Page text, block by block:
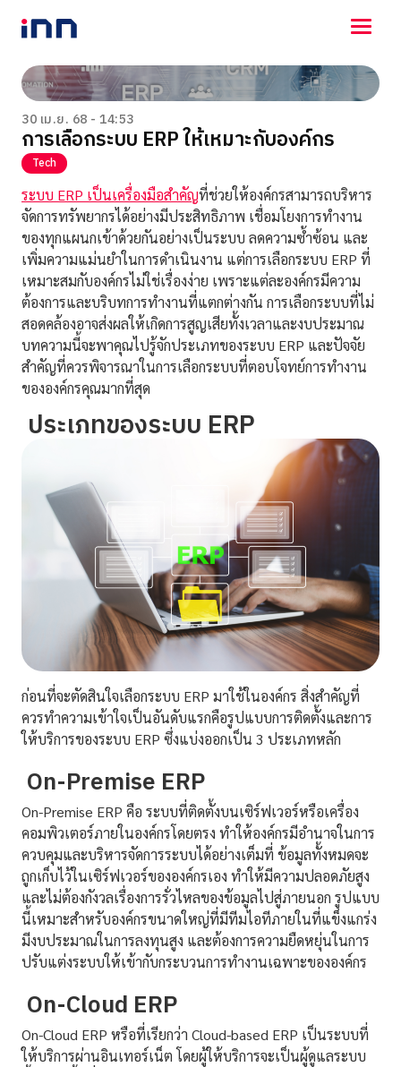
NEWS
ENTERTAINMENT
LIFESTYLE
HOROSCOPE
VIDEO
ร่วมด้วยช่วยกัน
30 เม.ย. 68 - 14:53
การเลือกระบบ ERP ให้เหมาะกับองค์กร
Tech
ระบบ ERP เป็นเครื่องมือสำคัญที่ช่วยให้องค์กรสามารถบริหาร
จัดการทรัพยากรได้อย่างมีประสิทธิภาพ เชื่อมโยงการทำงาน
ของทุกแผนกเข้าด้วยกันอย่างเป็นระบบ ลดความซ้ำซ้อน และ
เพิ่มความแม่นยำในการดำเนินงาน แต่การเลือกระบบ ERP ที่
เหมาะสมกับองค์กรไม่ใช่เรื่องง่าย เพราะแต่ละองค์กรมีความ
ต้องการและบริบทการทำงานที่แตกต่างกัน การเลือกระบบที่ไม่
สอดคล้องอาจส่งผลให้เกิดการสูญเสียทั้งเวลาและงบประมาณ
บทความนี้จะพาคุณไปรู้จักประเภทของระบบ ERP และปัจจัย
สำคัญที่ควรพิจารณาในการเลือกระบบที่ตอบโจทย์การทำงาน
ขององค์กรคุณมากที่สุด
ประเภทของระบบ ERP
ก่อนที่จะตัดสินใจเลือกระบบ ERP มาใช้ในองค์กร สิ่งสำคัญที่
ควรทำความเข้าใจเป็นอันดับแรกคือรูปแบบการติดตั้งและการ
ให้บริการของระบบ ERP ซึ่งแบ่งออกเป็น 3 ประเภทหลัก
On-Premise ERP
On-Premise ERP คือ ระบบที่ติดตั้งบนเซิร์ฟเวอร์หรือเครื่อง
คอมพิวเตอร์ภายในองค์กรโดยตรง ทำให้องค์กรมีอำนาจในการ
ควบคุมและบริหารจัดการระบบได้อย่างเต็มที่ ข้อมูลทั้งหมดจะ
ถูกเก็บไว้ในเซิร์ฟเวอร์ขององค์กรเอง ทำให้มีความปลอดภัยสูง
และไม่ต้องกังวลเรื่องการรั่วไหลของข้อมูลไปสู่ภายนอก รูปแบบ
นี้เหมาะสำหรับองค์กรขนาดใหญ่ที่มีทีมไอทีภายในที่แข็งแกร่ง
มีงบประมาณในการลงทุนสูง และต้องการความยืดหยุ่นในการ
ปรับแต่งระบบให้เข้ากับกระบวนการทำงานเฉพาะขององค์กร
On-Cloud ERP
On-Cloud ERP หรือที่เรียกว่า Cloud-based ERP เป็นระบบที่
ให้บริการผ่านอินเทอร์เน็ต โดยผู้ให้บริการจะเป็นผู้ดูแลระบบ